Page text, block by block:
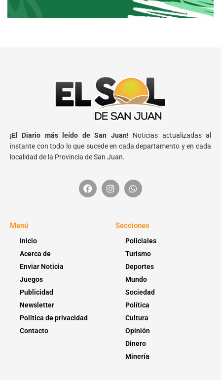
¡El Diario más leído de San Juan! Noticias actualizadas al
instante con todo lo que sucede en cada departamento y en cada
localidad de la Provincia de San Juan.
Menú
Inicio
Acerca de
Enviar Noticia
Juegos
Publicidad
Newsletter
Política de privacidad
Contacto
Secciones
Policiales
Turismo
Deportes
Mundo
Sociedad
Política
Cultura
Opinión
Dinero
Minería